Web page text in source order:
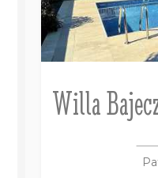
Willa